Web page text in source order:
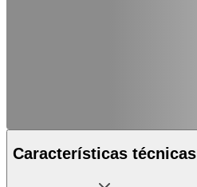
Características técnicas